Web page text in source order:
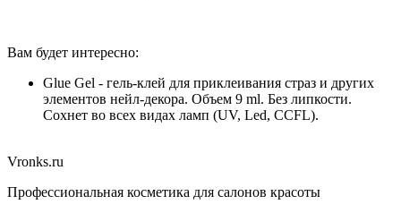
Вам будет интересно:
Glue Gel - гель-клей для приклеивания страз и других
элементов нейл-декора. Объем 9 ml. Без липкости.
Сохнет во всех видах ламп (UV, Led, CCFL).
Vronks.ru
Профессиональная косметика для салонов красоты